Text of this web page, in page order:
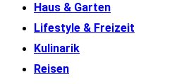
Haus & Garten
Lifestyle & Freizeit
Kulinarik
Reisen